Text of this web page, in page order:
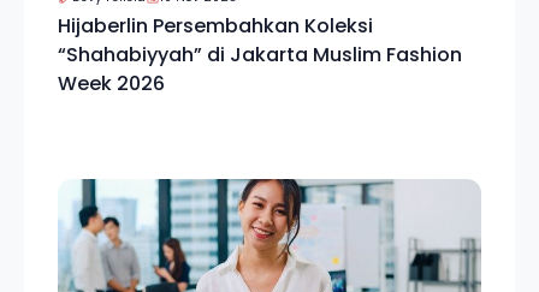
Hijaberlin Persembahkan Koleksi
“Shahabiyyah” di Jakarta Muslim Fashion
Week 2026